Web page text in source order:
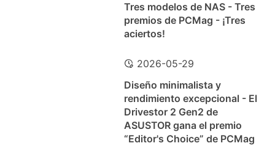
Tres modelos de NAS - Tres
premios de PCMag - ¡Tres
aciertos!
2026-05-29
Diseño minimalista y
rendimiento excepcional - El
Drivestor 2 Gen2 de
ASUSTOR gana el premio
“Editor's Choice” de PCMag